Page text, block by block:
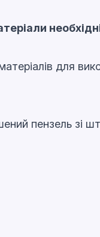
для
пензель зі